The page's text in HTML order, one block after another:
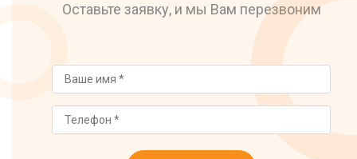
Оставьте заявку, и мы Вам перезвоним